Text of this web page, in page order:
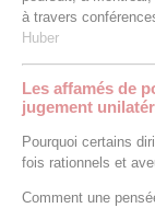
à travers
Huber
Les affamés de
jugement
Pourquoi certains
fois rationnels et
Comment une